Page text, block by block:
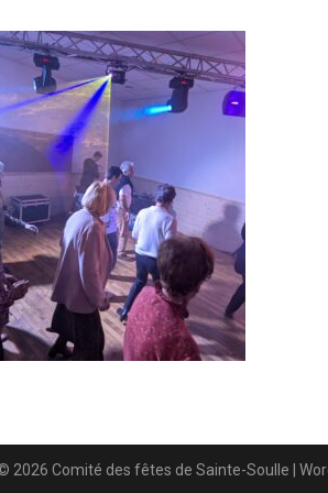
2026 Comité des fêtes de Sainte-Soulle |